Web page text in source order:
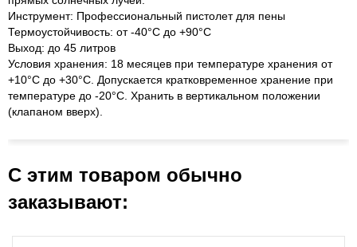
Инструмент: Профессиональный пистолет для пены
Термоустойчивость: от -40°C до +90°C
Выход: до 45 литров
Условия хранения: 18 месяцев при температуре хранения от
+10°C до +30°C. Допускается кратковременное хранение при
температуре до -20°C. Хранить в вертикальном положении
(клапаном вверх).
С этим товаром обычно
заказывают: